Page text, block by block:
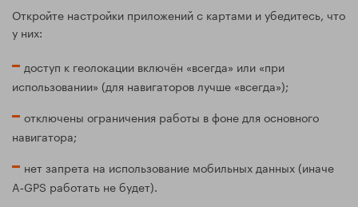
Откройте настройки приложений с картами и убедитесь, что
у них:
доступ к геолокации включён «всегда» или «при
использовании» (для навигаторов лучше «всегда»);
отключены ограничения работы в фоне для основного
навигатора;
нет запрета на использование мобильных данных (иначе
A‑GPS работать не будет).